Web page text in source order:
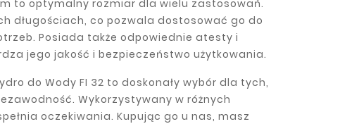
to optymalny rozmiar dla wielu zastosowań.
długościach, co pozwala dostosować go do
Posiada także odpowiednie atesty i
jego jakość i bezpieczeństwo użytkowania.
do Wody FI 32 to doskonały wybór dla tych,
Wykorzystywany w różnych
oczekiwania. Kupując go u nas, masz